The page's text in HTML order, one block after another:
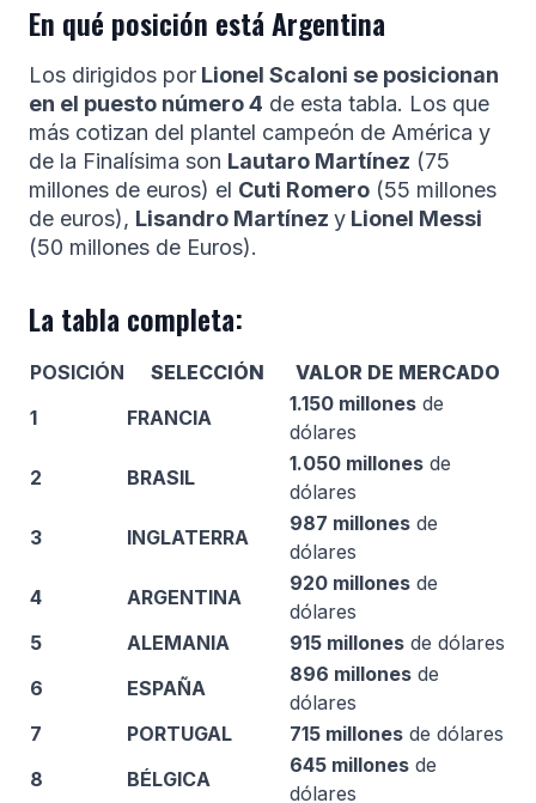
En qué posición está Argentina
Los dirigidos por Lionel Scaloni se posicionan
en el puesto número 4 de esta tabla. Los que
más cotizan del plantel campeón de América y
de la Finalísima son Lautaro Martínez (75
millones de euros) el Cuti Romero (55 millones
de euros), Lisandro Martínez y Lionel Messi
(50 millones de Euros).
La tabla completa:
POSICIÓN SELECCIÓN
VALOR DE MERCADO
1
FRANCIA
1.150 millones de
dólares
2
BRASIL
1.050 millones de
dólares
3
INGLATERRA
987 millones de
dólares
4
ARGENTINA
920 millones de
dólares
5
ALEMANIA 915 millones de dólares
6
ESPAÑA
896 millones de
dólares
7
PORTUGAL 715 millones de dólares
8
BÉLGICA
645 millones de
dólares